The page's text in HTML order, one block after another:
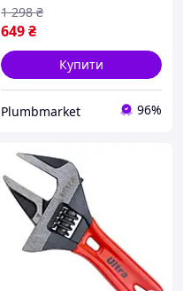
649₴
1 298 ₴
Купити
Plumbmarket 96%